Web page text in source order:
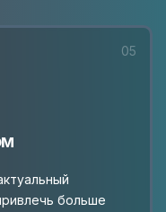
05
больше